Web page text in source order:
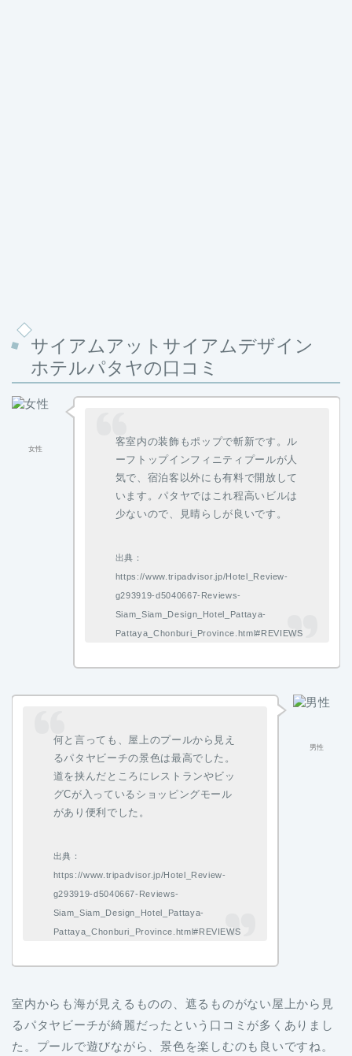
サイアムアットサイアムデザイン
ホテルパタヤの口コミ
女性
客室内の装飾もポップで斬新です。ル
ーフトップインフィニティプールが人
気で、宿泊客以外にも有料で開放して
います。パタヤではこれ程高いビルは
少ないので、見晴らしが良いです。
出典：
https://www.tripadvisor.jp/Hotel_Review-
g293919-d5040667-Reviews-
Siam_Siam_Design_Hotel_Pattaya-
Pattaya_Chonburi_Province.html#REVIEWS
男性
何と言っても、屋上のプールから見え
るパタヤビーチの景色は最高でした。
道を挟んだところにレストランやビッ
グCが入っているショッピングモール
があり便利でした。
出典：
https://www.tripadvisor.jp/Hotel_Review-
g293919-d5040667-Reviews-
Siam_Siam_Design_Hotel_Pattaya-
Pattaya_Chonburi_Province.html#REVIEWS
室内からも海が見えるものの、遮るものがない屋上から見
るパタヤビーチが綺麗だったという口コミが多くありまし
た。プールで遊びながら、景色を楽しむのも良いですね。